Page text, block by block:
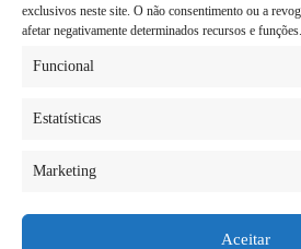
exclusivos neste site. O não consentimento ou a
afetar negativamente determinados recursos e funções.
Funcional
Estatísticas
Marketing
Aceitar
Muitas e muitas histórias são faladas e
ninguém sabe, só as pessoas de lá
assim tem coisas que nem os que são